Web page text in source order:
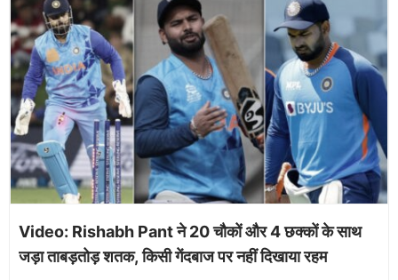
Video: Rishabh Pant ने 20 चौकों और 4 छक्कों के साथ
जड़ा ताबड़तोड़ शतक, किसी गेंदबाज पर नहीं दिखाया रहम